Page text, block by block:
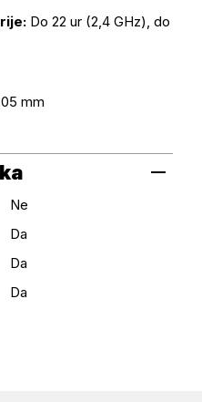
Do 22 ur (2,4 GHz), do
mm
Ne
Da
Da
Da